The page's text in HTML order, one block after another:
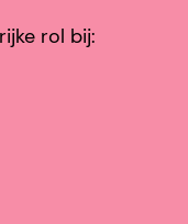
rol bij: